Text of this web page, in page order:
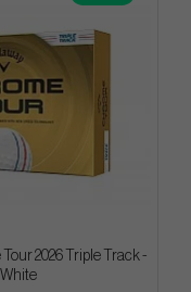
2026 Triple Track -
White